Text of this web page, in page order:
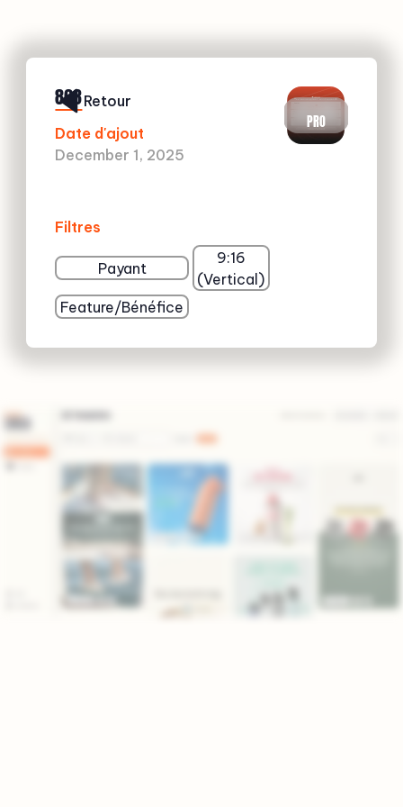
863
Date d'ajout
December 1, 2025
Filtres
Payant
9:16
(Vertical)
Feature/Bénéfice
PRO
Retour